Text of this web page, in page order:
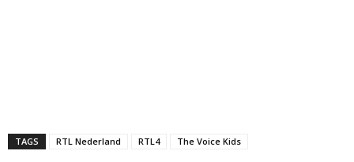
TAGS RTL Nederland RTL4 The Voice Kids